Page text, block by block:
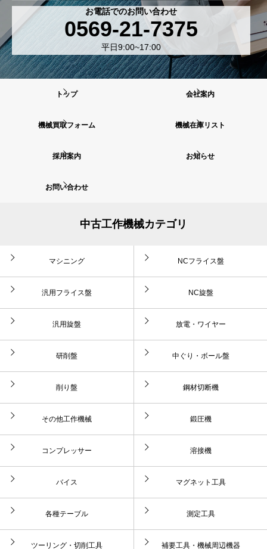
お電話でのお問い合わせ
0569-21-7375
平日9:00~17:00
トップ 会社案内
機械買取フォーム 機械在庫リスト
採用案内 お知らせ
お問い合わせ
中古工作機械カテゴリ
マシニング NCフライス盤
汎用フライス盤 NC旋盤
汎用旋盤 放電・ワイヤー
研削盤 中ぐり・ボール盤
削り盤 鋼材切断機
その他工作機械 鍛圧機
コンプレッサー 溶接機
バイス マグネット工具
各種テーブル 測定工具
ツーリング・切削工具 補要工具・機械周辺機器